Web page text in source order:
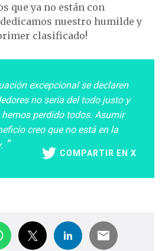
que ya no están con
nuestro humilde y
clasificado!
excepcional se declaren
no sería del todo justo y
perdido todos. Asumir
creo que no está en la
COMPARTIR EN X